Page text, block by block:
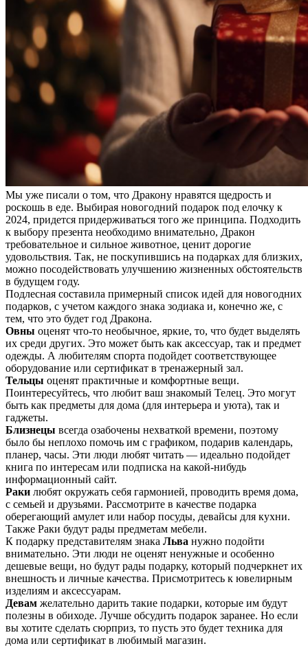
Мы уже писали о том, что Дракону нравятся щедрость и
роскошь в еде. Выбирая новогодний подарок под елочку к
2024, придется придерживаться того же принципа. Подходить
к выбору презента необходимо внимательно, Дракон
требовательное и сильное животное, ценит дорогие
удовольствия. Так, не поскупившись на подарках для близких,
можно посодействовать улучшению жизненных обстоятельств
в будущем году.
Подлесная составила примерный список идей для новогодних
подарков, с учетом каждого знака зодиака и, конечно же, с
тем, что это будет год Дракона.
Овны оценят что-то необычное, яркие, то, что будет выделять
их среди других. Это может быть как аксессуар, так и предмет
одежды. А любителям спорта подойдет соответствующее
оборудование или сертификат в тренажерный зал.
Тельцы оценят практичные и комфортные вещи.
Поинтересуйтесь, что любит ваш знакомый Телец. Это могут
быть как предметы для дома (для интерьера и уюта), так и
гаджеты.
Близнецы всегда озабочены нехваткой времени, поэтому
было бы неплохо помочь им с графиком, подарив календарь,
планер, часы. Эти люди любят читать — идеально подойдет
книга по интересам или подписка на какой-нибудь
информационный сайт.
Раки любят окружать себя гармонией, проводить время дома,
с семьей и друзьями. Рассмотрите в качестве подарка
оберегающий амулет или набор посуды, девайсы для кухни.
Также Раки будут рады предметам мебели.
К подарку представителям знака Льва нужно подойти
внимательно. Эти люди не оценят ненужные и особенно
дешевые вещи, но будут рады подарку, который подчеркнет их
внешность и личные качества. Присмотритесь к ювелирным
изделиям и аксессуарам.
Девам желательно дарить такие подарки, которые им будут
полезны в обиходе. Лучше обсудить подарок заранее. Но если
вы хотите сделать сюрприз, то пусть это будет техника для
дома или сертификат в любимый магазин.